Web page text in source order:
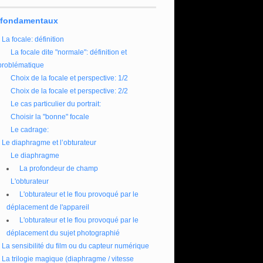
La focale: définition
La focale dite "normale": définition et
Choix de la focale et perspective: 1/2
Choix de la focale et perspective: 2/2
Le cas particulier du portrait:
Choisir la "bonne" focale
Le cadrage:
Le diaphragme et l’obturateur
Le diaphragme
La profondeur de champ
L'obturateur
L'obturateur et le flou provoqué par le
déplacement de l'appareil
L'obturateur et le flou provoqué par le
déplacement du sujet photographié
La sensibilité du film ou du capteur numérique
La trilogie magique (diaphragme / vitesse